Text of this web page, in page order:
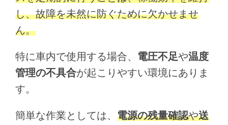
し、故障を未然に防ぐために欠かせませ
ん。
特に車内で使用する場合、 電圧不足や温度
管理の不具合が起こりやすい環境にありま
す。
簡単な作業としては、 電源の残量確認や送